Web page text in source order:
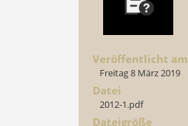
Veröffentlicht am
Freitag 8 März 2019
Datei
2012-1.pdf
Dateigröße